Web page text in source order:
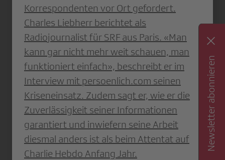
Korrespondenten vor Ort gefordert.
Charles Liebherr berichtet als
Radiojournalist für SRF aus Paris. «Man
kann gar nicht mehr weit schauen, man
funktioniert einfach», beschreibt er im
Interview mit persoenlich.com seinen
Kriseneinsatz. Zudem sagt er, wie er die
Zuverlässigkeit seiner Informationen
garantiert und inwiefern seine Arbeit
diesmal anders ist als beim Attentat auf
Charlie Hebdo Anfang Jahr.
Newsletter abonnieren